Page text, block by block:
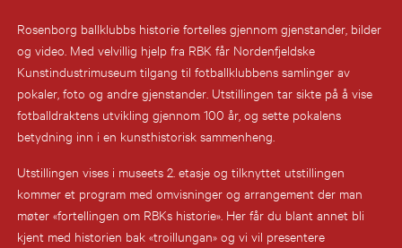
Rosenborg ballklubbs historie fortelles gjennom gjenstander, bilder
og video. Med velvillig hjelp fra RBK får Nordenfjeldske
Kunstindustrimuseum tilgang til fotballklubbens samlinger av
pokaler, foto og andre gjenstander. Utstillingen tar sikte på å vise
fotballdraktens utvikling gjennom 100 år, og sette pokalens
betydning inn i en kunsthistorisk sammenheng.
Utstillingen vises i museets 2. etasje og tilknyttet utstillingen
kommer et program med omvisninger og arrangement der man
møter «fortellingen om RBKs historie». Her får du blant annet bli
kjent med historien bak «troillungan» og vi vil presentere